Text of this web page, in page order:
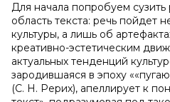
Для начала попробуем сузить
область текста: речь пойдет
культуры, а лишь об
креативно-эстетическим
актуальных тенденций
зародившаяся в эпоху
(С. Н. Рерих), апеллирует к